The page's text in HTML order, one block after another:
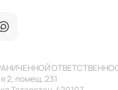
2, помещ. 231